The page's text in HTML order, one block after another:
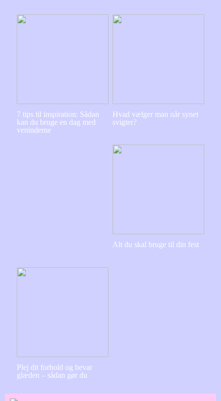
7 tips til inspiration: Sådan
kan du bruge en dag med
veninderne
Hvad vælger man når synet
svigter?
Alt du skal bruge til din fest
Plej dit forhold og bevar
glæden – sådan gør du